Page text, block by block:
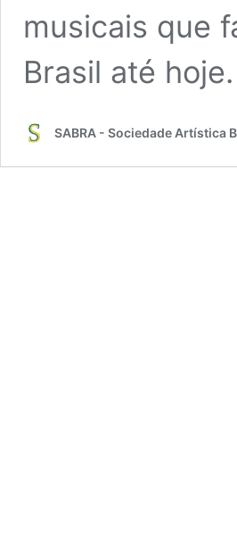
musicais que
Brasil até hoje.
SABRA - Sociedade Artística